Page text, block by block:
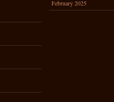
February 2025